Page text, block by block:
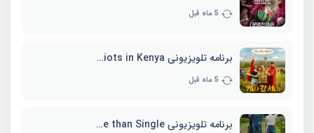
5 ماه قبل
برنامه تلویزیونی Three Idiots in Kenya
5 ماه قبل
برنامه تلویزیونی Better Late than Single